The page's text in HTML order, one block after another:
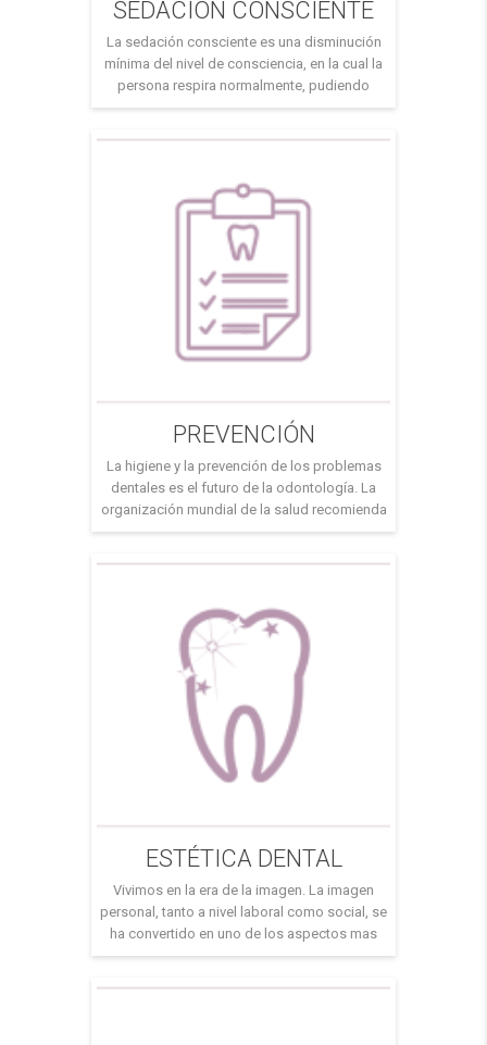
SEDACIÓN CONSCIENTE
La sedación consciente es una disminución
mínima del nivel de consciencia, en la cual la
persona respira normalmente, pudiendo
responder a las órdenes verbales del cirujano
opción para que tu experiencia sea
satisfactoria. Contamos con la […]
PREVENCIÓN
La higiene y la prevención de los problemas
dentales es el futuro de la odontología. La
organización mundial de la salud recomienda
acudir por lo menos una vez al año a la
dentista cuando nos duele […]
ESTÉTICA DENTAL
Vivimos en la era de la imagen. La imagen
personal, tanto a nivel laboral como social, se
ha convertido en uno de los aspectos mas
importantes en nuestras vidas. El aspecto de